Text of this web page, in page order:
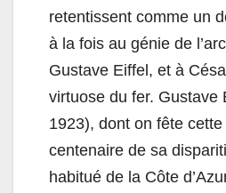
retentissent comme un
à la fois au génie de
Gustave Eiffel, et à
virtuose du fer. Gustave
1923), dont on fête
centenaire de sa
habitué de la Côte